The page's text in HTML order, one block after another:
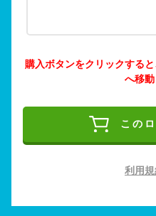
購入ボタンをクリックする
へ移動
この
利用